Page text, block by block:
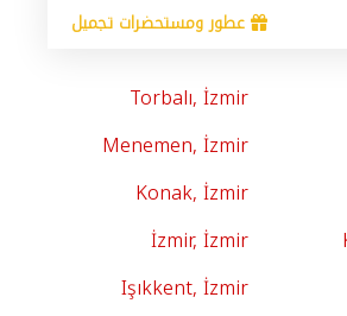
عطور ومستحضرات تجميل
Torbalı, İzmir
Menemen, İzmir
Konak, İzmir
İzmir, İzmir
Işıkkent, İzmir